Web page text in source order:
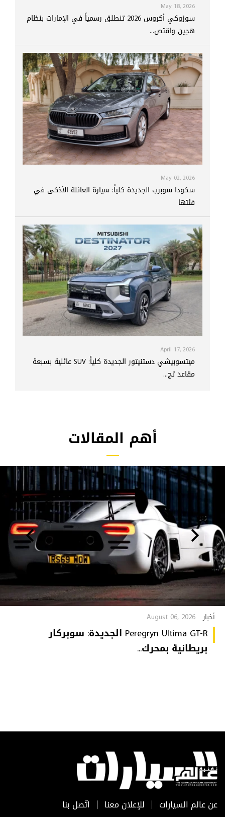
May 18, 2026
سوزوكي أكروس 2026 تنطلق رسمياً في الإمارات بنظام
هجين واقتص...
May 02, 2026
سكودا سوبرب الجديدة كلياً: سيارة العائلة الأذكى في
فئتها
April 17, 2026
ميتسوبيشي دستنيتور الجديدة كلياً: SUV عائلية بسبعة
مقاعد تج...
أهم المقالات
أخبار August 06, 2026
Peregryn Ultima GT-R الجديدة: سوبركار
بريطانية بمحرك...
عن عالم السيارات للإعلان معنا اتّصل بنا